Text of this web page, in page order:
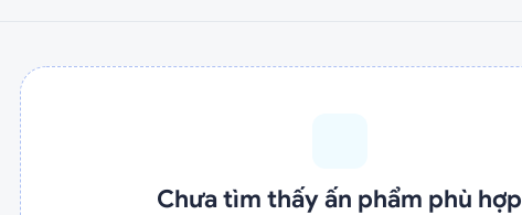
Chưa tìm thấy ấn phẩm phù hợp